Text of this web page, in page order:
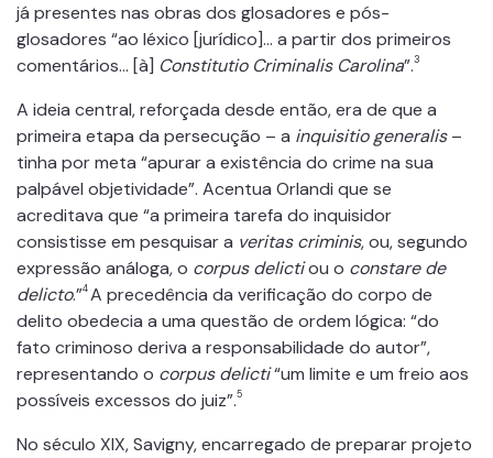
já presentes nas obras dos glosadores e pós-
glosadores “ao léxico [jurídico]… a partir dos primeiros
comentários… [à] Constitutio Criminalis Carolina”.3
A ideia central, reforçada desde então, era de que a
primeira etapa da persecução – a inquisitio generalis–
tinha por meta “apurar a existência do crime na sua
palpável objetividade”. Acentua Orlandi que se
acreditava que “a primeira tarefa do inquisidor
consistisse em pesquisar a veritas criminis, ou, segundo
expressão análoga, o corpus delictiou o constare de
delicto.”4A precedência da verificação do corpo de
delito obedecia a uma questão de ordem lógica: “do
fato criminoso deriva a responsabilidade do autor”,
representando o corpus delicti“um limite e um freio aos
possíveis excessos do juiz”.5
No século XIX, Savigny, encarregado de preparar projeto